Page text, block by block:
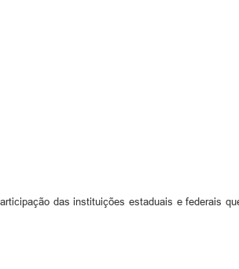
das instituições estaduais e federais